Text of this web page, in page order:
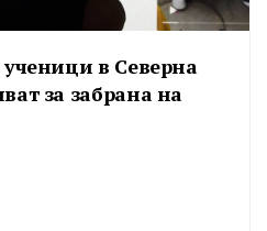
в Северна
за забрана на